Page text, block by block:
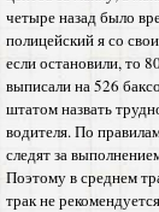
четыре назад было
полицейский я со
если остановили, то
выписали на 526
штатом назвать
водителя. По
следят за
Поэтому в среднем
трак не